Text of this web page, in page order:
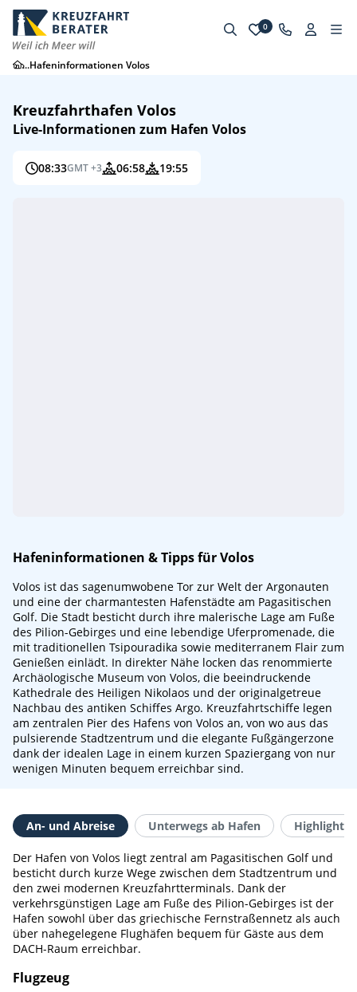
0
...Hafeninformationen Volos
Kreuzfahrthafen Volos
Live-Informationen zum Hafen Volos
08:33GMT +3 06:58 19:55
Hafeninformationen & Tipps für Volos
Volos ist das sagenumwobene Tor zur Welt der Argonauten
und eine der charmantesten Hafenstädte am Pagasitischen
Golf. Die Stadt besticht durch ihre malerische Lage am Fuße
des Pilion-Gebirges und eine lebendige Uferpromenade, die
mit traditionellen Tsipouradika sowie mediterranem Flair zum
Genießen einlädt. In direkter Nähe locken das renommierte
Archäologische Museum von Volos, die beeindruckende
Kathedrale des Heiligen Nikolaos und der originalgetreue
Nachbau des antiken Schiffes Argo. Kreuzfahrtschiffe legen
am zentralen Pier des Hafens von Volos an, von wo aus das
pulsierende Stadtzentrum und die elegante Fußgängerzone
dank der idealen Lage in einem kurzen Spaziergang von nur
wenigen Minuten bequem erreichbar sind.
An- und Abreise Unterwegs ab Hafen Highlights
Der Hafen von Volos liegt zentral am Pagasitischen Golf und
besticht durch kurze Wege zwischen dem Stadtzentrum und
den zwei modernen Kreuzfahrtterminals. Dank der
verkehrsgünstigen Lage am Fuße des Pilion-Gebirges ist der
Hafen sowohl über das griechische Fernstraßennetz als auch
über nahegelegene Flughäfen bequem für Gäste aus dem
DACH-Raum erreichbar.
Flugzeug